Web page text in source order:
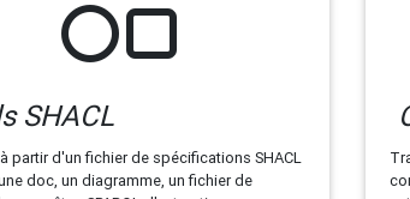
SHACL
partir d'un fichier de spécifications SHACL
doc, un diagramme, un fichier de